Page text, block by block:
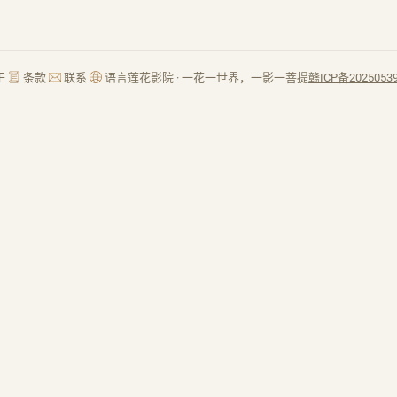
条款 联系 语言莲花影院 · 一花一世界，一影一菩提赣ICP备